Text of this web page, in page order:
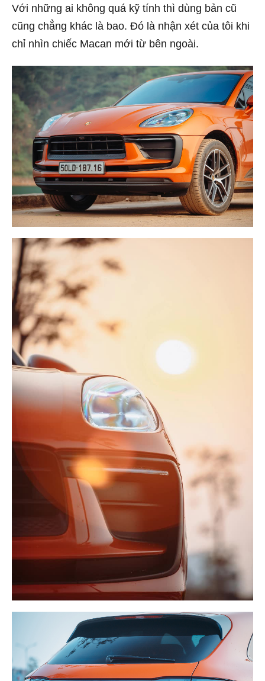
Với những ai không quá kỹ tính thì dùng bản cũ
cũng chẳng khác là bao. Đó là nhận xét của tôi khi
chỉ nhìn chiếc Macan mới từ bên ngoài.